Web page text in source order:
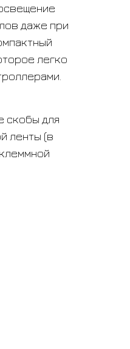
даже при
легко
скобы для
ленты (в